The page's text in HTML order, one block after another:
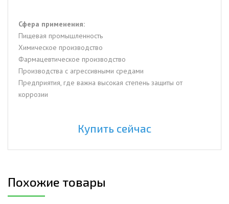
Сфера применения:
Пищевая промышленность
Химическое производство
Фармацевтическое производство
Производства с агрессивными средами
Предприятия, где важна высокая степень защиты от
коррозии
Купить сейчас
Похожие товары